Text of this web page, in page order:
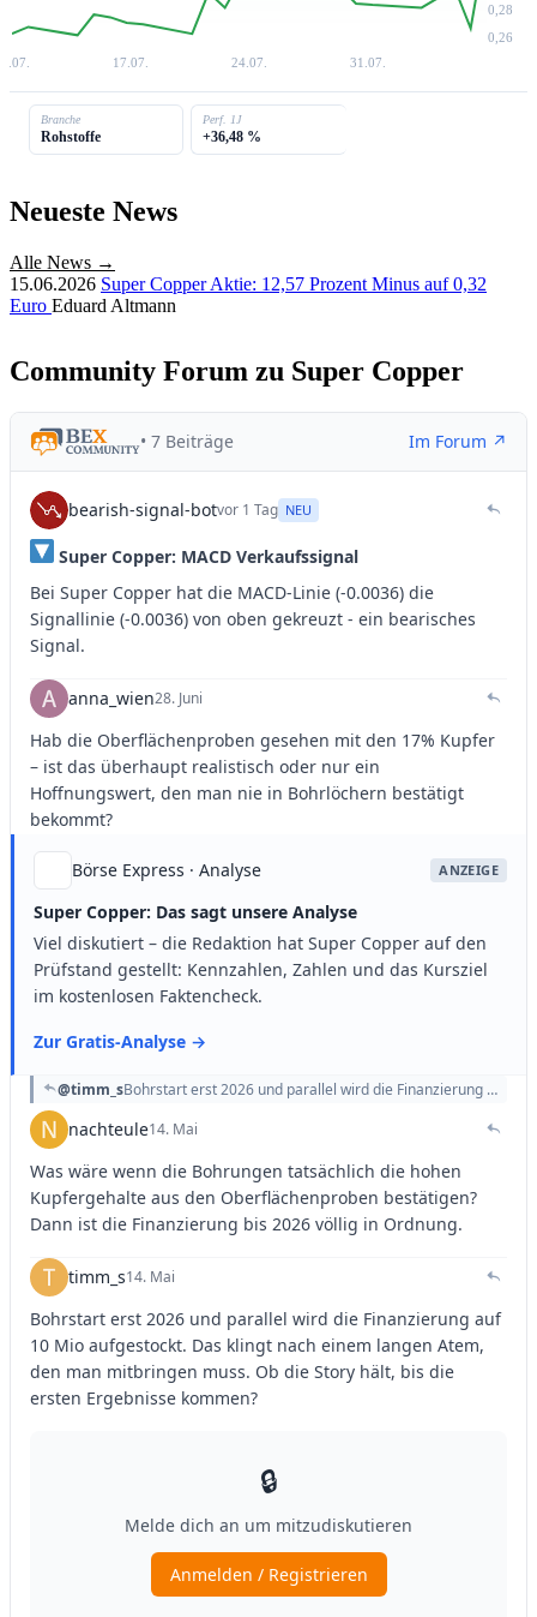
0,28
0,26
17.07. 24.07. 31.07.
Branche
Rohstoffe
Perf. 1J
+36,48 %
Neueste News
Alle News →
15.06.2026 Super Copper Aktie: 12,57 Prozent Minus auf 0,32
Euro Eduard Altmann
Community Forum zu Super Copper